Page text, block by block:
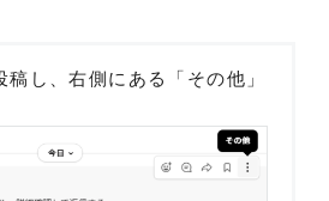
し、右側にある「その他」